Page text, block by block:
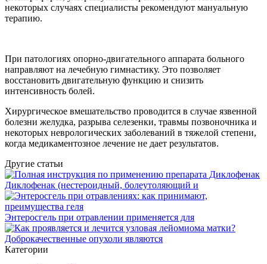
некоторых случаях специалисты рекомендуют мануальную
терапию.
При патологиях опорно-двигательного аппарата больного
направляют на лечебную гимнастику. Это позволяет
восстановить двигательную функцию и снизить
интенсивность болей.
Хирургическое вмешательство проводится в случае язвенной
болезни желудка, разрыва селезенки, травмы позвоночника и
некоторых неврологических заболеваний в тяжелой степени,
когда медикаментозное лечение не дает результатов.
Другие статьи
Диклофенак (нестероидный, болеутоляющий и
Энтеросгель при отравлении применяется для
Доброкачественные опухоли являются
Категории